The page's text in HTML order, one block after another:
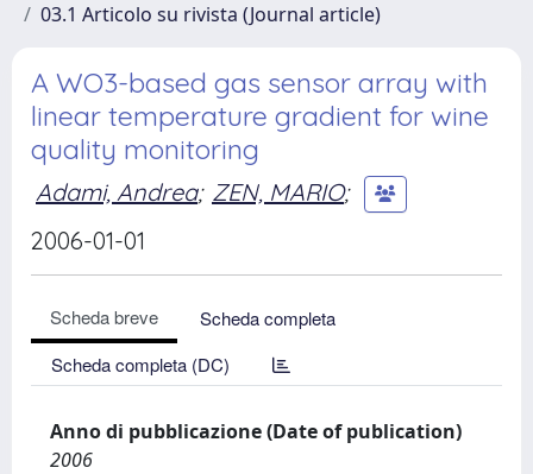
03.1 Articolo su rivista (Journal article)
A WO3-based gas sensor array with
linear temperature gradient for wine
quality monitoring
Adami, Andrea; ZEN, MARIO;
2006-01-01
Scheda breve
Scheda completa
Scheda completa (DC)
Anno di pubblicazione (Date of publication)
2006